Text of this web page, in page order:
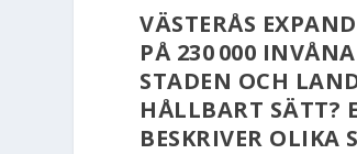
VÄSTERÅS
PÅ 230 000
STADEN OCH
HÅLLBART SÄTT?
BESKRIVER OLIKA